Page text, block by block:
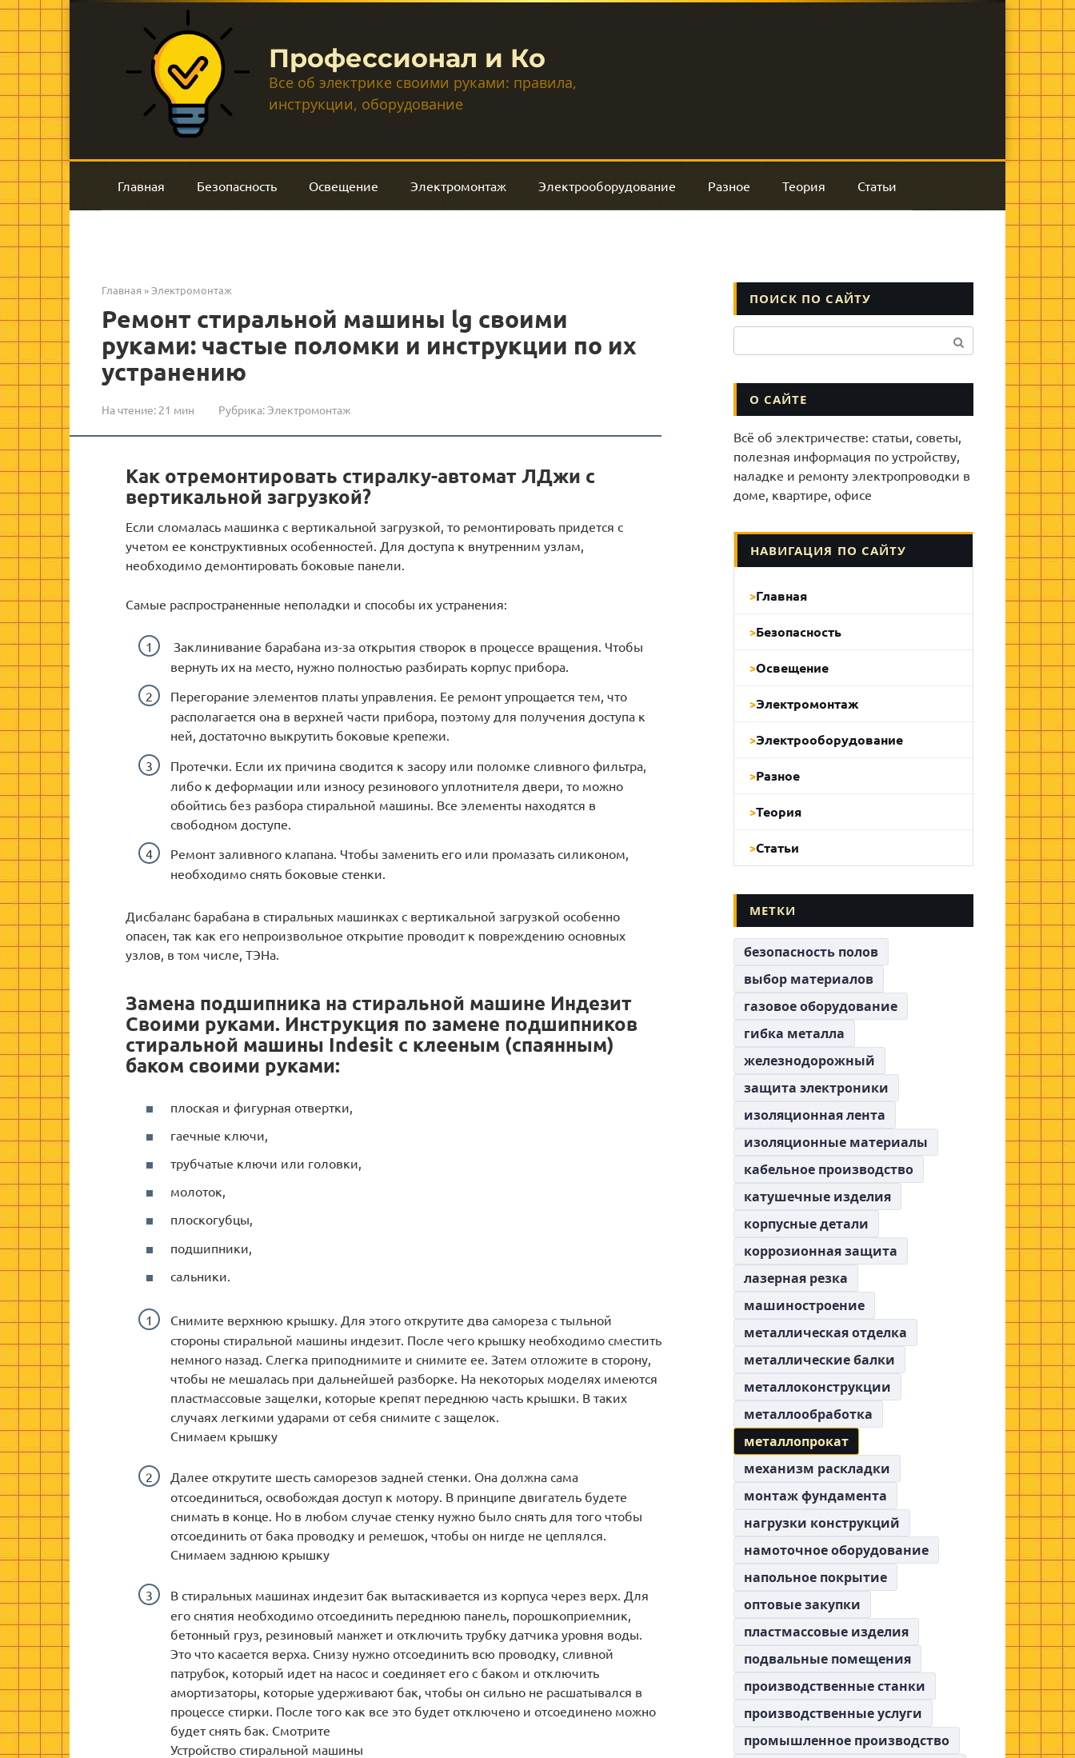
Перейти
к
контенту
Профессионал и Ко
Все об электрике своими руками: правила,
инструкции, оборудование
Главная Безопасность Освещение Электромонтаж Электрооборудование Разное Теория Статьи
Главная »Электромонтаж
Ремонт стиральной машины lg своими
руками: частые поломки и инструкции по их
устранению
На чтение: 21 мин Рубрика:Электромонтаж
Как отремонтировать стиралку-автомат ЛДжи с
вертикальной загрузкой?
Если сломалась машинка с вертикальной загрузкой, то ремонтировать придется с
учетом ее конструктивных особенностей. Для доступа к внутренним узлам,
необходимо демонтировать боковые панели.
Самые распространенные неполадки и способы их устранения:
Заклинивание барабана из-за открытия створок в процессе вращения. Чтобы
вернуть их на место, нужно полностью разбирать корпус прибора.
Перегорание элементов платы управления. Ее ремонт упрощается тем, что
располагается она в верхней части прибора, поэтому для получения доступа к
ней, достаточно выкрутить боковые крепежи.
Протечки. Если их причина сводится к засору или поломке сливного фильтра,
либо к деформации или износу резинового уплотнителя двери, то можно
обойтись без разбора стиральной машины. Все элементы находятся в
свободном доступе.
Ремонт заливного клапана. Чтобы заменить его или промазать силиконом,
необходимо снять боковые стенки.
Дисбаланс барабана в стиральных машинках с вертикальной загрузкой особенно
опасен, так как его непроизвольное открытие проводит к повреждению основных
узлов, в том числе, ТЭНа.
Замена подшипника на стиральной машине Индезит
Своими руками. Инструкция по замене подшипников
стиральной машины Indesit с клееным (спаянным)
баком своими руками:
плоская и фигурная отвертки,
гаечные ключи,
трубчатые ключи или головки,
молоток,
плоскогубцы,
подшипники,
сальники.
Снимите верхнюю крышку. Для этого открутите два самореза с тыльной
стороны стиральной машины индезит. После чего крышку необходимо сместить
немного назад. Слегка приподнимите и снимите ее. Затем отложите в сторону,
чтобы не мешалась при дальнейшей разборке. На некоторых моделях имеются
пластмассовые защелки, которые крепят переднюю часть крышки. В таких
случаях легкими ударами от себя снимите с защелок.
Снимаем крышку
Далее открутите шесть саморезов задней стенки. Она должна сама
отсоединиться, освобождая доступ к мотору. В принципе двигатель будете
снимать в конце. Но в любом случае стенку нужно было снять для того чтобы
отсоединить от бака проводку и ремешок, чтобы он нигде не цеплялся.
Снимаем заднюю крышку
В стиральных машинах индезит бак вытаскивается из корпуса через верх. Для
его снятия необходимо отсоединить переднюю панель, порошкоприемник,
бетонный груз, резиновый манжет и отключить трубку датчика уровня воды.
Это что касается верха. Снизу нужно отсоединить всю проводку, сливной
патрубок, который идет на насос и соединяет его с баком и отключить
амортизаторы, которые удерживают бак, чтобы он сильно не расшатывался в
процессе стирки. После того как все это будет отключено и отсоединено можно
будет снять бак. Смотрите
Устройство стиральной машины
ПОИСК ПО САЙТУ
О САЙТЕ
Всё об электричестве: статьи, советы,
полезная информация по устройству,
наладке и ремонту электропроводки в
доме, квартире, офисе
НАВИГАЦИЯ ПО САЙТУ
Главная
Безопасность
Освещение
Электромонтаж
Электрооборудование
Разное
Теория
Статьи
МЕТКИ
безопасность полов
выбор материалов
газовое оборудование
гибка металла
железнодорожный
защита электроники
изоляционная лента
изоляционные материалы
кабельное производство
катушечные изделия
корпусные детали
коррозионная защита
лазерная резка
машиностроение
металлическая отделка
металлические балки
металлоконструкции
металлообработка
металлопрокат
механизм раскладки
монтаж фундамента
нагрузки конструкций
намоточное оборудование
напольное покрытие
оптовые закупки
пластмассовые изделия
подвальные помещения
производственные станки
производственные услуги
промышленное производство